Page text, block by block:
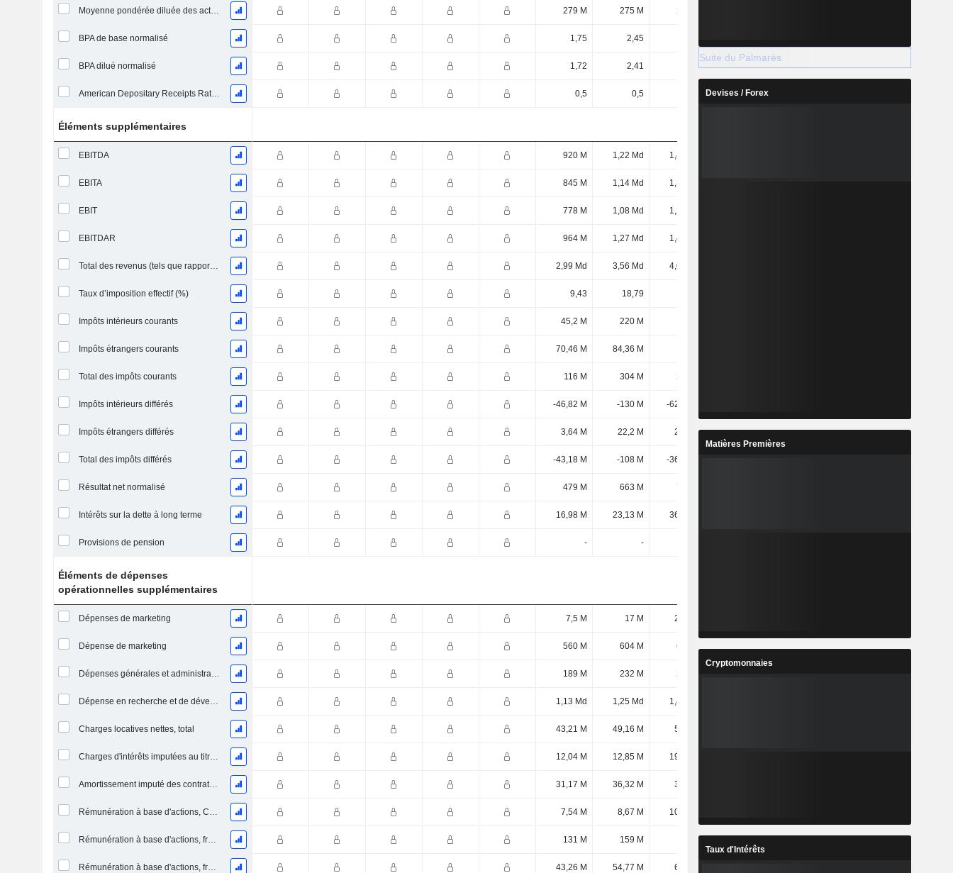
Moyenne pondérée diluée des actions en circulation 279 M 275 M 273 M
BPA de base normalisé 1,75 2,45
BPA dilué normalisé 1,72 2,41 2,91 3,13 3,72
American Depositary Receipts Ratio (ADR) 0,5 0,5 0,5
Éléments supplémentaires
EBITDA 920 M 1,22 Md 1,42 Md
EBITA 845 M 1,14 Md 1,34 Md
EBIT 778 M 1,08 Md 1,27 Md
EBITDAR 964 M 1,27 Md 1,48 Md
Total des revenus (tels que rapportés) 2,99 Md 3,56 Md 4,09 Md
Taux d’imposition effectif (%) 9,43 18,79
Impôts intérieurs courants 45,2 M 220 M
Impôts étrangers courants 70,46 M 84,36 M
Total des impôts courants 116 M 304 M 277 M
Impôts intérieurs différés -46,82 M -130 M -62,41 M
Impôts étrangers différés 3,64 M 22,2 M 25,9 M 6,88 M 26,16 M
Total des impôts différés -43,18 M -108 M -36,51 M
Résultat net normalisé 479 M 663 M 794 M
Intérêts sur la dette à long terme 16,98 M 23,13 M 36,18 M
Provisions de pension - -
Éléments de dépenses
opérationnelles supplémentaires
Dépenses de marketing 7,5 M 17 M 21,7 M
Dépense de marketing 560 M 604 M 690 M
Dépenses générales et administratives 189 M 232 M 230 M
Dépense en recherche et de développement 1,13 Md 1,25 Md 1,44 Md
Charges locatives nettes, total 43,21 M 49,16 M 56,8 M
Charges d'intérêts imputées au titre des contrats de location 12,04 M 12,85 M 19,01 M
Amortissement imputé des contrats de location simple 31,17 M 36,32 M 37,8 M
Rémunération à base d'actions, COGS (Total) 7,54 M 8,67 M 10,23 M
Rémunération à base d'actions, frais de R&D (total) 131 M 159 M 195 M
Rémunération à base d'actions, frais de S&M (total) 43,26 M 54,77 M 66,3 M
Suite du Palmarès
Devises / Forex
Matières Premières
Cryptomonnaies
Taux d'Intérêts